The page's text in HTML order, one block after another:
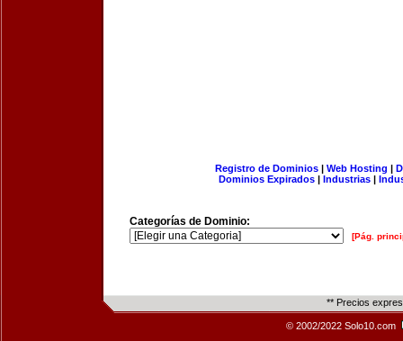
Registro de Dominios| Web Hosting |
Dominios Expirados | Industrias |
Categorías de Dominio:
[Pág.
** Precios
© 2002/2022 Solo10.com